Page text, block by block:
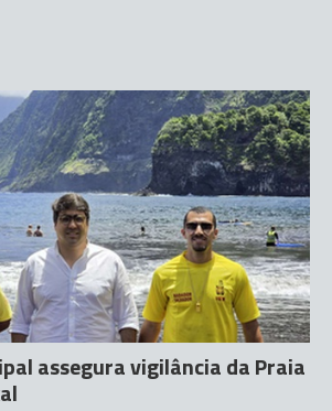
assegura vigilância da Praia